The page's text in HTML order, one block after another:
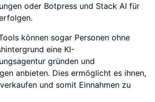
oder Botpress und Stack AI für
können sogar Personen ohne
eine KI-
gründen und
anbieten. Dies ermöglicht es ihnen,
und somit Einnahmen zu